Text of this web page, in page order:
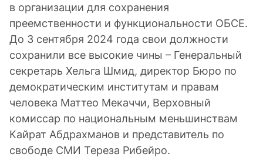
в организации для сохранения
преемственности и функциональности ОБСЕ.
До 3 сентября 2024 года свои должности
сохранили все высокие чины – Генеральный
секретарь Хельга Шмид, директор Бюро по
демократическим институтам и правам
человека Маттео Мекаччи, Верховный
комиссар по национальным меньшинствам
Кайрат Абдрахманов и представитель по
свободе СМИ Тереза Рибейро.